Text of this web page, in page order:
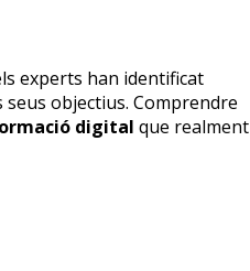
experts han identificat
objectius. Comprendre
digital que realment